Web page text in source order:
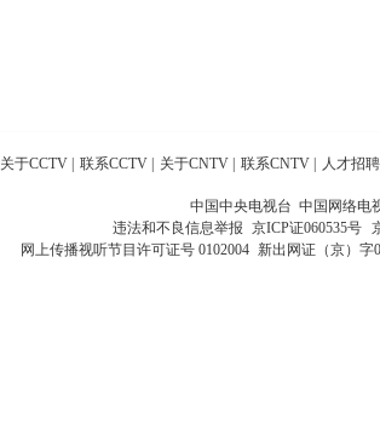
关于CCTV 联系CCTV 关于CNTV 联系CNTV 人才招聘
中国中央电视台 中国网络电
违法和不良信息举报 京ICP证060535号
网上传播视听节目许可证号 0102004 新出网证（京）